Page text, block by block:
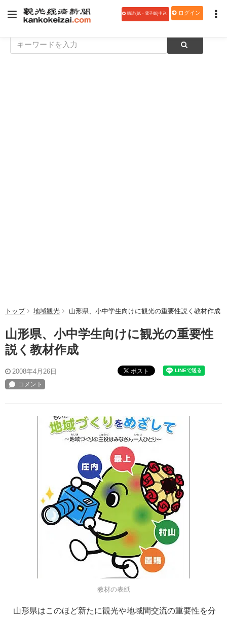
購読(紙・電子版)申込 ログイン
トップ 地域観光 山形県、小中学生向けに観光の重要性説く教材作成
山形県、小中学生向けに観光の重要性
説く教材作成
2008年4月26日 ポスト
教材の表紙
山形県はこのほど新たに観光や地域間交流の重要性を分